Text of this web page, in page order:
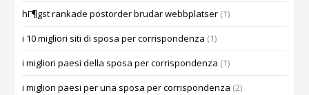
hГ¶gst rankade postorder brudar webbplatser (1)
i 10 migliori siti di sposa per corrispondenza (1)
i migliori paesi della sposa per corrispondenza (1)
i migliori paesi per una sposa per corrispondenza (2)